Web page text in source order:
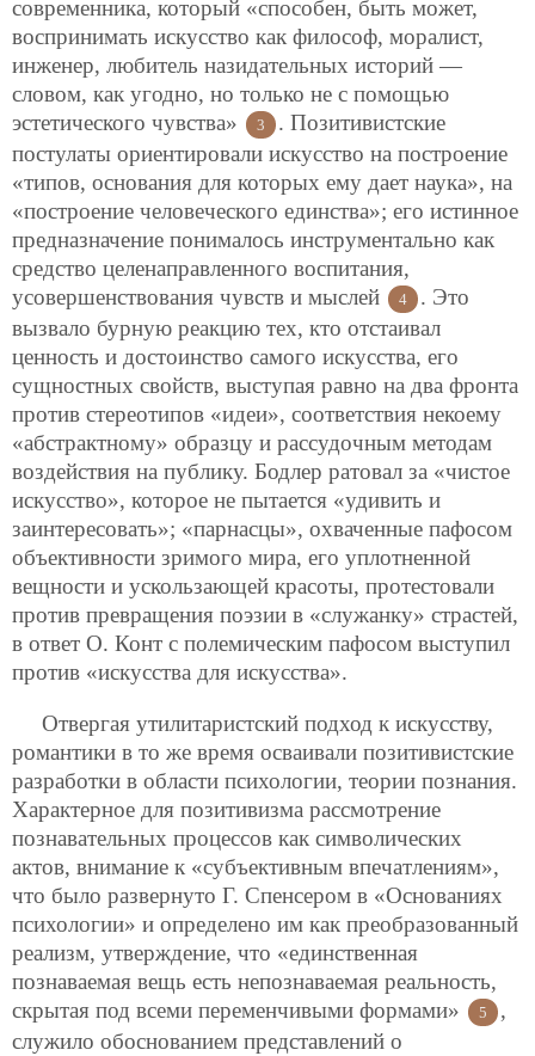
современника, который «способен, быть может,
воспринимать искусство как философ, моралист,
инженер, любитель назидательных историй —
словом, как угодно, но только не с помощью
эстетического чувства»
3
. Позитивистские
постулаты ориентировали искусство на построение
«типов, основания для которых ему дает наука», на
«построение человеческого единства»; его истинное
предназначение понималось инструментально как
средство целенаправленного воспитания,
усовершенствования чувств и мыслей
4
. Это
вызвало бурную реакцию тех, кто отстаивал
ценность и достоинство самого искусства, его
сущностных свойств, выступая равно на два фронта
против стереотипов «идеи», соответствия некоему
«абстрактному» образцу и рассудочным методам
воздействия на публику. Бодлер ратовал за «чистое
искусство», которое не пытается «удивить и
заинтересовать»; «парнасцы», охваченные пафосом
объективности зримого мира, его уплотненной
вещности и ускользающей красоты, протестовали
против превращения поэзии в «служанку» страстей,
в ответ О. Конт с полемическим пафосом выступил
против «искусства для искусства».
Отвергая утилитаристский подход к искусству,
романтики в то же время осваивали позитивистские
разработки в области психологии, теории познания.
Характерное для позитивизма рассмотрение
познавательных процессов как символических
актов, внимание к «субъективным впечатлениям»,
что было развернуто Г. Спенсером в «Основаниях
психологии» и определено им как преобразованный
реализм, утверждение, что «единственная
познаваемая вещь есть непознаваемая реальность,
скрытая под всеми переменчивыми формами»
5
,
служило обоснованием представлений о